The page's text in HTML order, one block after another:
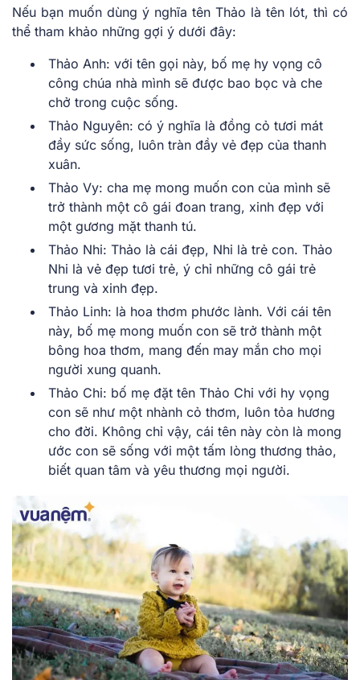
Nếu bạn muốn dùng ý nghĩa tên Thảo là tên lót, thì có
thể tham khảo những gợi ý dưới đây:
Thảo Anh: với tên gọi này, bố mẹ hy vọng cô
công chúa nhà mình sẽ được bao bọc và che
chở trong cuộc sống.
Thảo Nguyên: có ý nghĩa là đồng cỏ tươi mát
đầy sức sống, luôn tràn đầy vẻ đẹp của thanh
xuân.
Thảo Vy: cha mẹ mong muốn con của mình sẽ
trở thành một cô gái đoan trang, xinh đẹp với
một gương mặt thanh tú.
Thảo Nhi: Thảo là cái đẹp, Nhi là trẻ con. Thảo
Nhi là vẻ đẹp tươi trẻ, ý chỉ những cô gái trẻ
trung và xinh đẹp.
Thảo Linh: là hoa thơm phước lành. Với cái tên
này, bố mẹ mong muốn con sẽ trở thành một
bông hoa thơm, mang đến may mắn cho mọi
người xung quanh.
Thảo Chi: bố mẹ đặt tên Thảo Chi với hy vọng
con sẽ như một nhành cỏ thơm, luôn tỏa hương
cho đời. Không chỉ vậy, cái tên này còn là mong
ước con sẽ sống với một tấm lòng thương thảo,
biết quan tâm và yêu thương mọi người.